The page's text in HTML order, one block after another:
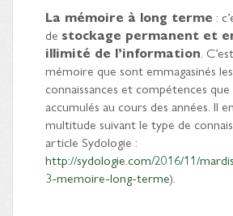
La mémoire à long terme :
de stockage permanent et
illimité de l’information .
mémoire que sont emmagasinés
connaissances et compétences
accumulés au cours des années. Il
multitude suivant le type de
article Sydologie :
http://sydologie.com/2016/11/
3-memoire-long-terme).